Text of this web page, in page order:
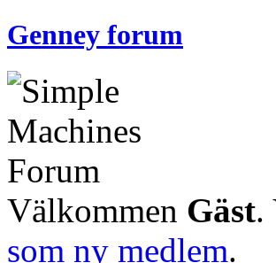
Genney forum
Välkommen Gäst.
som ny medlem.